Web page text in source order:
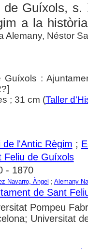
de Guíxols,
a la
Alemany, Néstor
Guíxols :
; 31 cm (Taller
de l'Antic Règim ;
Feliu de Guíxols
- 1870
Navarro, Àngel ; Alemany
de Sant
Pompeu
Universitat